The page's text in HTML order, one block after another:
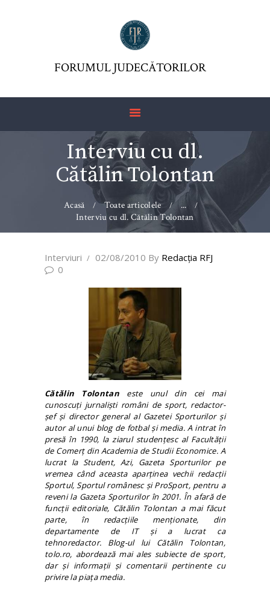
FORUMUL JUDECĂTORILOR
Interviu cu dl.
Cătălin Tolontan
Acasă Toate articolele
...
Interviu cu dl. Cătălin Tolontan
FORUMUL JUDECĂTORILOR
ASOCIAŢIA FJR
JURISPRUDENȚĂ
FORMULAR 230 –
REDIRECŢIONARE
IMPOZIT VENIT
Interviuri 02/08/2010 By Redacţia RFJ
0
Cătălin Tolontaneste unul din cei mai
cunoscuţi jurnalişti români de sport, redactor-
şef şi director general al Gazetei Sporturilor şi
autor al unui blog de fotbal şi media. A intrat în
presă în 1990, la ziarul studenţesc al Facultăţii
de Comerţ din Academia de Studii Economice. A
lucrat la Student, Azi, Gazeta Sporturilor pe
vremea când aceasta aparţinea vechii redacţii
Sportul, Sportul românesc şi ProSport, pentru a
reveni la Gazeta Sporturilor în 2001. În afară de
funcţii editoriale, Cătălin Tolontan a mai făcut
parte, în redacţiile menţionate, din
departamente de IT şi a lucrat ca
tehnoredactor. Blog-ul lui Cătălin Tolontan,
tolo.ro, abordează mai ales subiecte de sport,
dar şi informaţii şi comentarii pertinente cu
privire la piaţa media.